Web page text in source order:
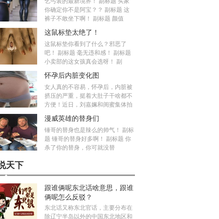
你确定你不是阿宝？？ 副标题 这
裤子不敢坐下啊！ 副标题 颜值
这鼠标垫太绝了！
这鼠标垫你看到了什么？邪恶了
吧！ 副标题 毫无违和感！ 副标题
小卖部的这女孩真会选呀！ 副
怀孕后内脏变化图
女人真的不容易，怀孕后，内脏被
挤压的严重，挺着大肚子干啥都不
方便！近日，刘嘉姵和闺蜜集体拍
漫威英雄的替身们
锤哥的替身也是辣么的帅气！ 副标
题 锤哥的替身好多啊！ 副标题 你
杀了你的替身，你可就没替
天下
跟谁俩呢东北话啥意思，跟谁
俩呢怎么反驳？
东北话又称东北官话，主要分布在
除辽宁半岛以外的中国东北地区和